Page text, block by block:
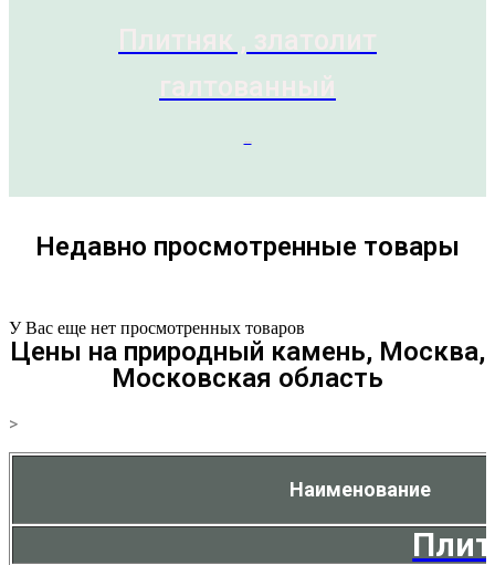
Плитняк , златолит
галтованный
Недавно просмотренные товары
У Вас еще нет просмотренных товаров
Цены на природный камень, Москва,
Московская область
>
Наименование